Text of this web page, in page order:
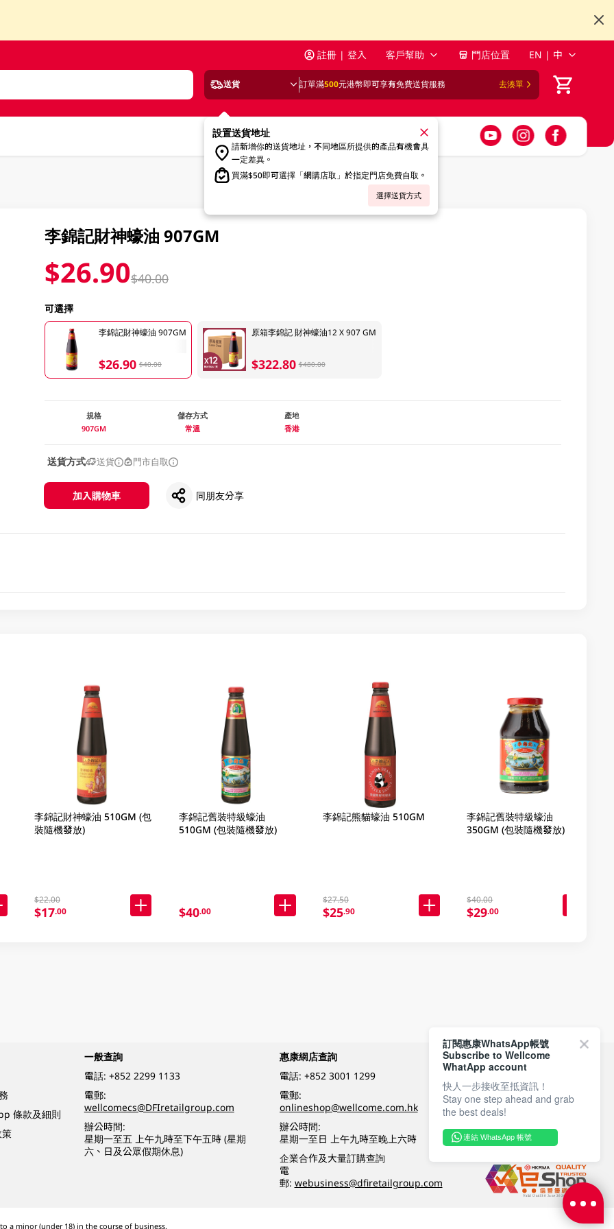
註冊 | 登入 客戶幫助 門店位置 EN | 中
送貨 訂單滿500元港幣即可享有免費送貨服務 去湊單
設置送貨地址
請新增你的送貨地址，不同地區所提供的產品有機會具
一定差異。
買滿$50即可選擇「網購店取」於指定門店免費自取。
選擇送貨方式
李錦記財神蠔油 907GM
$26.90$40.00
可選擇
李錦記財神蠔油 907GM
$26.90 $40.00
原箱李錦記 財神蠔油12 X 907 GM
$322.80 $480.00
規格
907GM
儲存方式
常溫
產地
香港
送貨方式 送貨 門市自取
加入購物車 同朋友分享
李錦記財神蠔油 510GM (包
裝隨機發放)
$22.00
$17.00
李錦記舊裝特級蠔油
510GM (包裝隨機發放)
$40.00
李錦記熊貓蠔油 510GM
$27.50
$25.90
李錦記舊裝特級蠔油
350GM (包裝隨機發放)
$40.00
$29.00
條款及細則
一般查詢
電話: +852 2299 1133
電郵:
wellcomecs@DFIretailgroup.com
辦公時間:
星期一至五 上午九時至下午五時 (星期
六、日及公眾假期休息)
惠康網店查詢
電話: +852 3001 1299
電郵:
onlineshop@wellcome.com.hk
辦公時間:
星期一至日 上午九時至晚上六時
企業合作及大量訂購查詢
電
郵: webusiness@dfiretailgroup.com
付款方式
關注我們
minor (under 18) in the course of business.
訂閱惠康WhatsApp帳號
Subscribe to Wellcome
WhatApp account
快人一步接收至抵資訊！
Stay one step ahead and grab
the best deals!
連結 WhatsApp 帳號